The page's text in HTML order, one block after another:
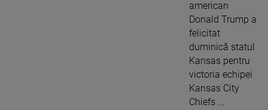
american
Donald Trump a
felicitat
duminică statul
Kansas pentru
victoria echipei
Kansas City
Chiefs ...